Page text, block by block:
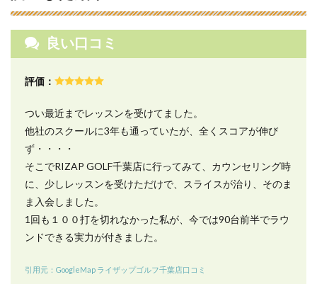
プゴ
千葉
店で
レッ
を受
3つ
の流
れ
ライ
ザッ
プゴ
千葉
店の
につ
良い口コミ
評価：
つい最近までレッスンを受けてました。
他社のスクールに3年も通っていたが、全くスコアが伸び
ず・・・・
そこでRIZAP GOLF千葉店に行ってみて、カウンセリング時
に、少しレッスンを受けただけで、スライスが治り、そのま
ま入会しました。
1回も１００打を切れなかった私が、今では90台前半でラウ
ンドできる実力が付きました。
引用元：GoogleMap ライザップゴルフ千葉店口コミ